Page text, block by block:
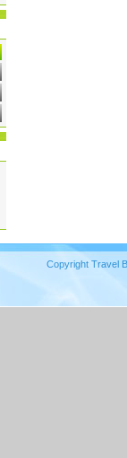
Copyright Travel